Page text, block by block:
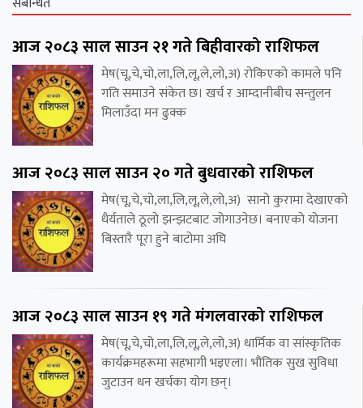
आज २०८३ साल साउन २१ गते बिहीवारको राशिफल
मेष(चू,चे,चो,ला,लि,लू,ले,लो,अ) रोकिएको कामले पनि
गति समाउने संकेत छ। खर्च र आम्दानीबीच सन्तुलन
मिलाउँदा मन ढुक्क
आज २०८३ साल साउन २० गते बुधवारको राशिफल
मेष(चू,चे,चो,ला,लि,लू,ले,लो,अ) सानो कुरामा देखाएको
धैर्यताले ठूलो झन्झटबाट जोगाउनेछ। बनाएको योजना
बिस्तारै पूरा हुने बाटोमा अघि
आज २०८३ साल साउन १९ गते मंगलवारको राशिफल
मेष(चू,चे,चो,ला,लि,लू,ले,लो,अ) धार्मिक वा सांस्कृतिक
कार्यक्रमहरूमा सहभागी भइएला। भौतिक सुख सुविधा
जुटाउन धन खर्चका योग छन्।